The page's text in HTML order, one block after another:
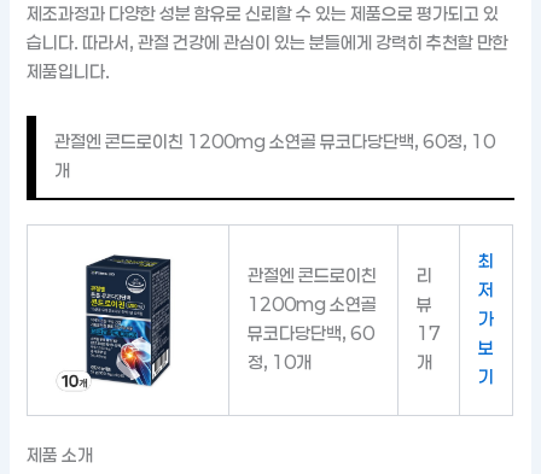
제조과정과 다양한 성분 함유로 신뢰할 수 있는 제품으로 평가되고 있
습니다. 따라서, 관절 건강에 관심이 있는 분들에게 강력히 추천할 만한
제품입니다.
관절엔 콘드로이친 1200mg 소연골 뮤코다당단백, 60정, 10
개
관절엔 콘드로이친
1200mg 소연골
뮤코다당단백, 60
정, 10개
리
뷰
17
개
최
저
가
보
기
제품 소개